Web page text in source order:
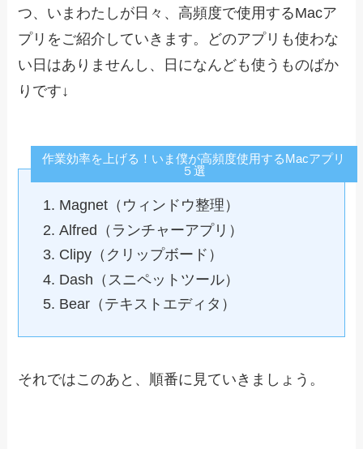
つ、いまわたしが日々、高頻度で使用するMacア
プリをご紹介していきます。どのアプリも使わな
い日はありませんし、日になんども使うものばか
りです↓
作業効率を上げる！いま僕が高頻度使用するMacアプリ
５選
Magnet（ウィンドウ整理）
Alfred（ランチャーアプリ）
Clipy（クリップボード）
Dash（スニペットツール）
Bear（テキストエディタ）
それではこのあと、順番に見ていきましょう。